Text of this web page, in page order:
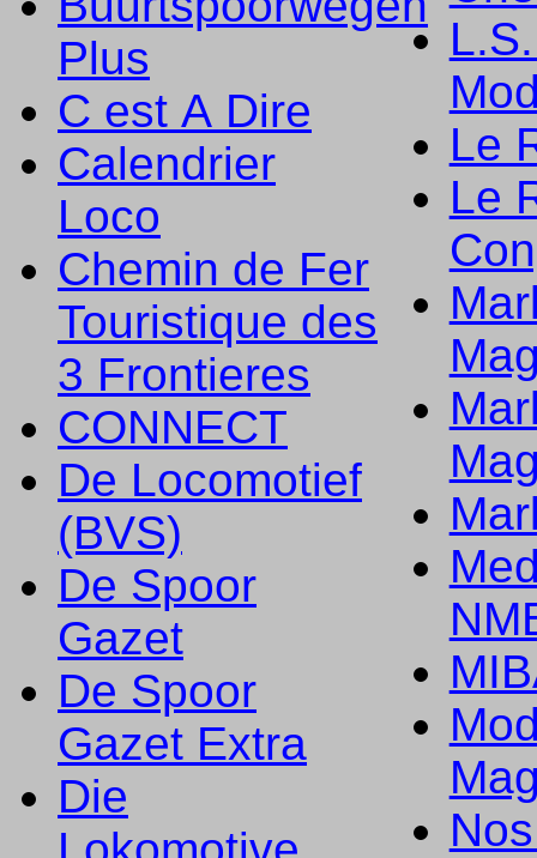
Plus
C est A Dire
Calendrier
Loco
Chemin de Fer
Touristique des
3 Frontieres
CONNECT
De Locomotief
(BVS)
De Spoor
Gazet
De Spoor
Gazet Extra
Die
Le
Le